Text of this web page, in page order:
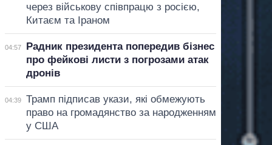
через військову співпрацю з росією,
Китаєм та Іраном
04:57
Радник президента попередив бізнес
про фейкові листи з погрозами атак
дронів
04:39
Трамп підписав укази, які обмежують
право на громадянство за народженням
у США